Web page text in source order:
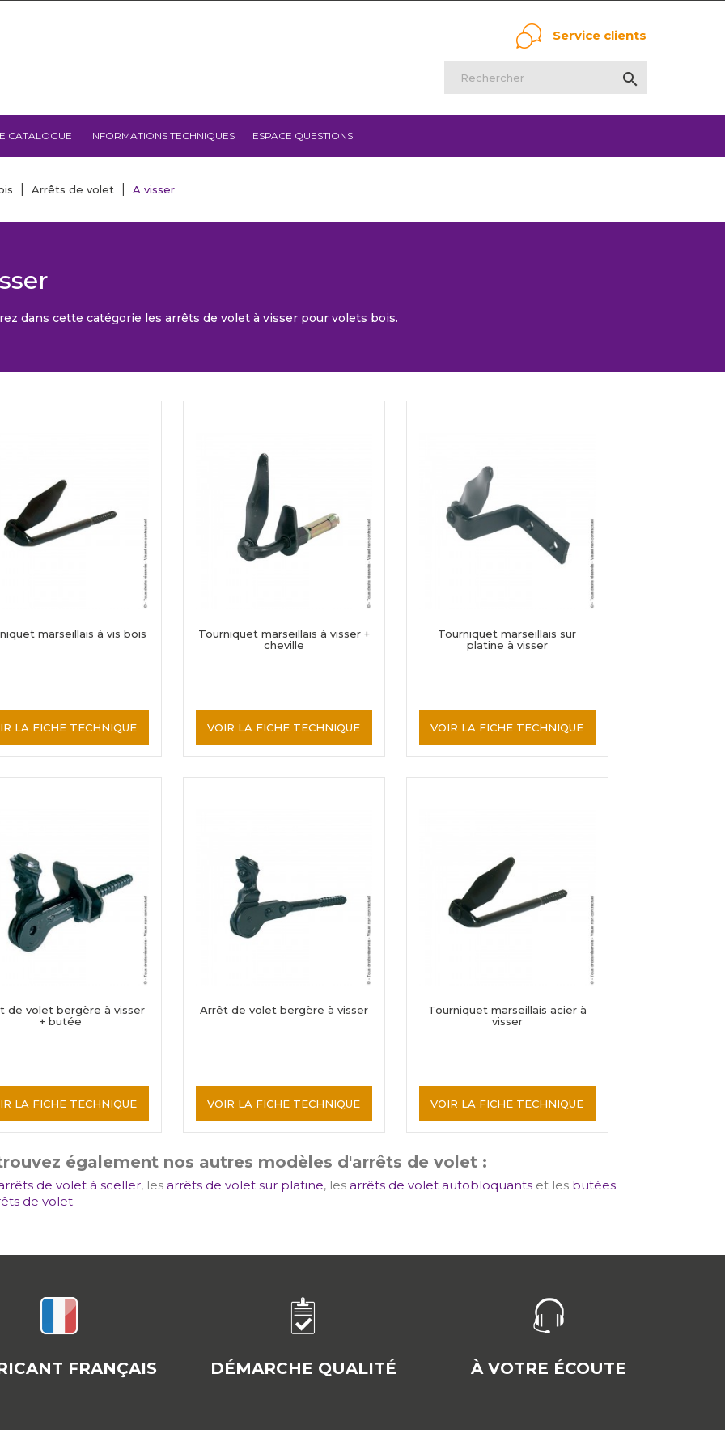
Service clients

CATALOGUE INFORMATIONS TECHNIQUES ESPACE QUESTIONS
Arrêts de volet A visser
dans cette catégorie les arrêts de volet à visser pour volets bois.
marseillais à vis bois
LA FICHE TECHNIQUE
Tourniquet marseillais à visser +
cheville
VOIR LA FICHE TECHNIQUE
Tourniquet marseillais sur
platine à visser
VOIR LA FICHE TECHNIQUE
de volet bergère à visser
+ butée
LA FICHE TECHNIQUE
Arrêt de volet bergère à visser
VOIR LA FICHE TECHNIQUE
Tourniquet marseillais acier à
visser
VOIR LA FICHE TECHNIQUE
également nos autres modèles d'arrêts de volet :
de volet à sceller, les arrêts de volet sur platine, les arrêts de volet autobloquantset les butées
de volet.
FRANÇAIS DÉMARCHE QUALITÉ À VOTRE ÉCOUTE